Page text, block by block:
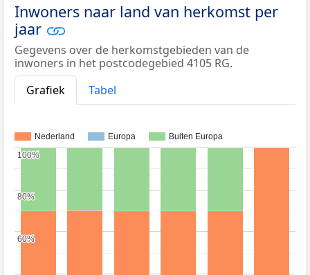
Inwoners naar land van herkomst per
jaar
Gegevens over de herkomstgebieden van de
inwoners in het postcodegebied 4105 RG.
Grafiek
Tabel
Nederland Europa Buiten Europa
60%
60%
80%
80%
100%
100%